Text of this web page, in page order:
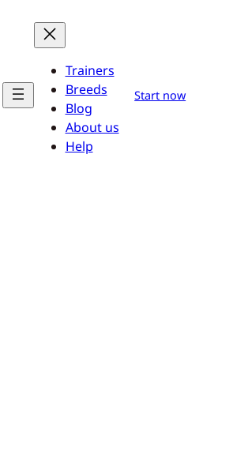
Trainers
Breeds
Blog
About us
Help
Start now